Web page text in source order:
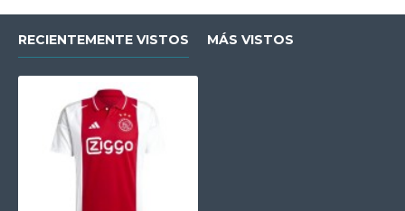
RECIENTEMENTE VISTOS MÁS VISTOS